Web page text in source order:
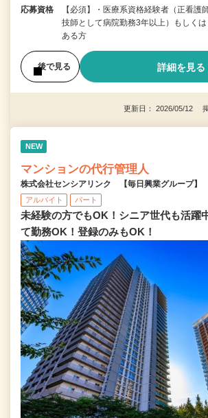
応募資格
【必須】・医療系資格経験者（正看護
技師として病院勤務3年以上）もしく
ある方
後で見る 詳細を見る
更新日： 2026/05/12
NEW
マンションの代行管理人
株式会社センシアリンク 【毎日興業グループ】
アルバイト パート
未経験の方でもOK！シニア世代も活躍
て勤務OK！登録のみもOK！